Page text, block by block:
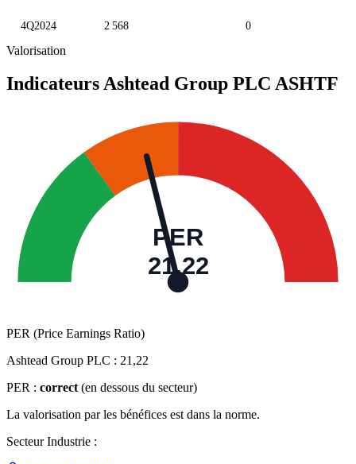
4Q2024 2 568 0
Valorisation
Indicateurs Ashtead Group PLC ASHTF
PER
21,22
PER (Price Earnings Ratio)
Ashtead Group PLC : 21,22
PER : correct (en dessous du secteur)
La valorisation par les bénéfices est dans la norme.
Secteur Industrie :